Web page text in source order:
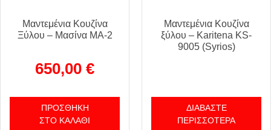
Μαντεμένια Κουζίνα
Ξύλου – Μασίνα MA-2
650,00 €
ΠΡΟΣΘΉΚΗ
ΣΤΟ ΚΑΛΆΘΙ
Μαντεμένια Κουζίνα
ξύλου – Karitena KS-
9005 (Syrios)
ΔΙΑΒΆΣΤΕ
ΠΕΡΙΣΣΌΤΕΡΑ